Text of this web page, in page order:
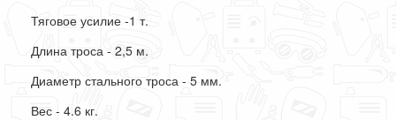
Тяговое усилие -1 т.
Длина троса - 2,5 м.
Диаметр стального троса - 5 мм.
Вес - 4.6 кг.